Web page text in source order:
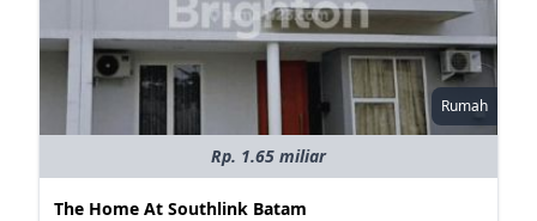
Rumah
Rp. 1.65 miliar
The Home At Southlink Batam